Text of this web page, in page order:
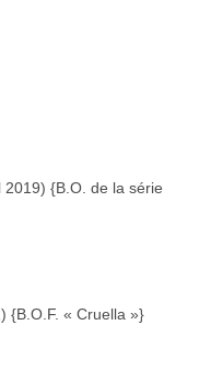
2019) {B.O. de la série
{B.O.F. « Cruella »}